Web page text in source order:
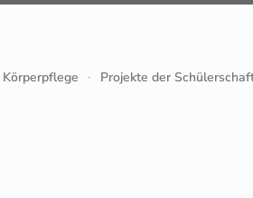
Projekte der